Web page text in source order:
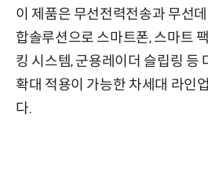
이 제품은 무선전력전송과 무선
합솔루션으로 스마트폰, 스마트
킹 시스템, 군용레이더 슬립링 등
확대 적용이 가능한 차세대 라인
다.